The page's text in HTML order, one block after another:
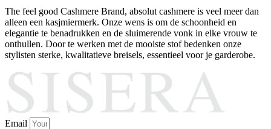
The feel good Cashmere Brand, absolut cashmere is veel meer dan
alleen een kasjmiermerk. Onze wens is om de schoonheid en
elegantie te benadrukken en de sluimerende vonk in elke vrouw te
onthullen. Door te werken met de mooiste stof bedenken onze
stylisten sterke, kwalitatieve breisels, essentieel voor je garderobe.
Email